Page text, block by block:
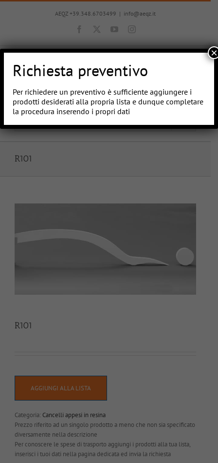
Salta
AEQZ +39.348.6703499 | info@aeqz.it
Facebook YouTubeInstagram
Vai a...
R101
R101
AGGIUNGI ALLA LISTA
Categoria: Cancelli appesi in resina
Prezzo riferito ad un singolo prodotto a meno che non sia specificato
diversamente nella descrizione
Per conoscere le spese di trasporto aggiungi i prodotti alla tua lista,
inserisci i tuoi dati nella pagina dedicata ed invia la richiesta
Richiesta preventivo
Per richiedere un preventivo è sufficiente aggiungere i
prodotti desiderati alla propria lista e dunque completare
la procedura inserendo i propri dati
×